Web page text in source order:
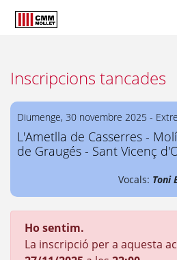
Inscripcions tancades
Diumenge, 30 novembre 2025 -
L'Ametlla de Casserres -
de Graugés - Sant Vicenç
Vocals: Toni
Ho sentim.
La inscripció per a aquesta